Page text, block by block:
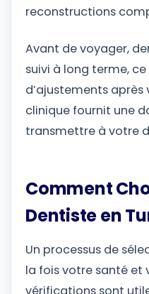
reconstructions
Avant de voyager,
suivi à long terme,
d’ajustements
clinique fournit une
transmettre à votre
Comment
Dentiste en
Un processus de
la fois votre santé et